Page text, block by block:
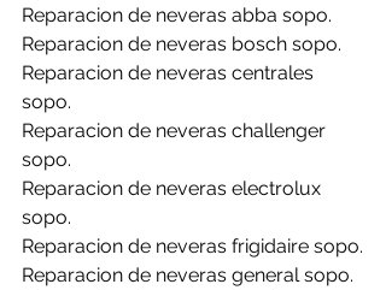
Reparacion de neveras abba sopo.
Reparacion de neveras bosch sopo.
Reparacion de neveras centrales
sopo.
Reparacion de neveras challenger
sopo.
Reparacion de neveras electrolux
sopo.
Reparacion de neveras frigidaire sopo.
Reparacion de neveras general sopo.